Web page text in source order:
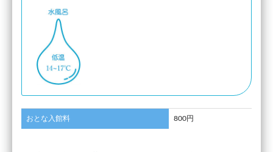
おとな入館料 800円